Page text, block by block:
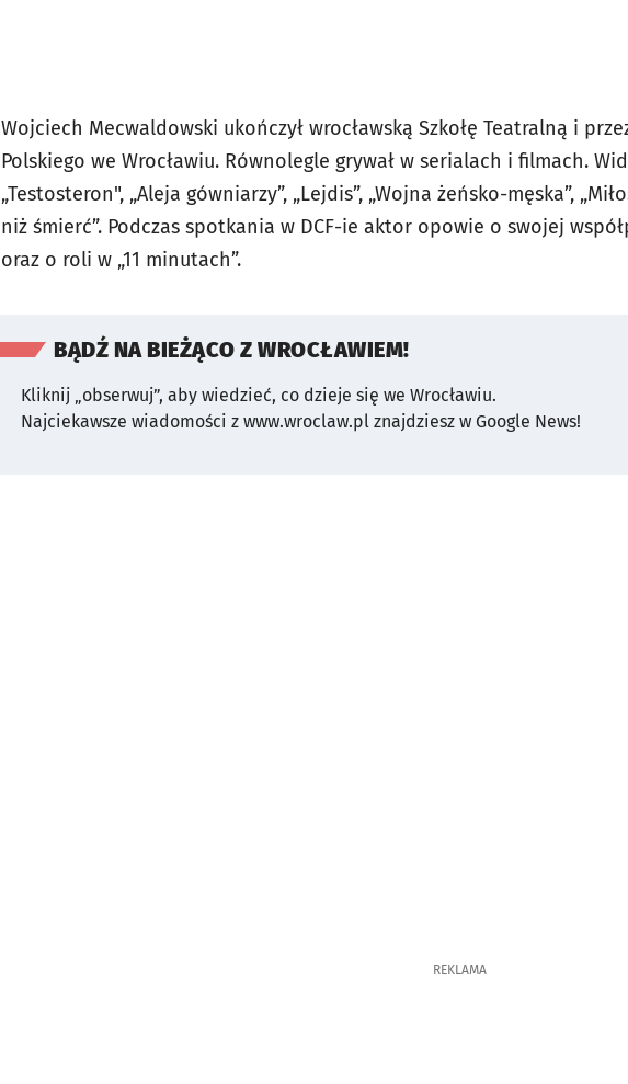
Wojciech Mecwaldowski ukończył wrocławską Szkołę Teatralną i
Polskiego we Wrocławiu. Równolegle grywał w serialach i filmach.
„Testosteron", „Aleja gówniarzy”, „Lejdis”, „Wojna żeńsko-męska”,
niż śmierć”. Podczas spotkania w DCF-ie aktor opowie o swojej
oraz o roli w „11 minutach”.
BĄDŹ NA BIEŻĄCO Z WROCŁAWIEM!
Kliknij „obserwuj”, aby wiedzieć, co dzieje się we Wrocławiu.
Najciekawsze wiadomości z www.wroclaw.pl znajdziesz w Google News!
REKLAMA